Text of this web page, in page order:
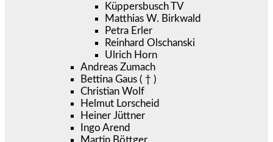
Küppersbusch TV
Matthias W. Birkwald
Petra Erler
Reinhard Olschanski
Ulrich Horn
Andreas Zumach
Bettina Gaus ( † )
Christian Wolf
Helmut Lorscheid
Heiner Jüttner
Ingo Arend
Martin Böttger